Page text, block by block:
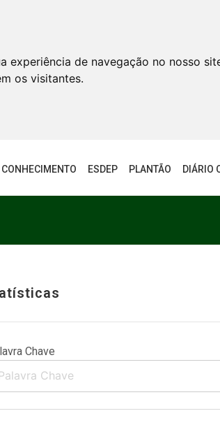
de navegação no nosso
os visitantes.
CONHECIMENTO ESDEP PLANTÃO DIÁRIO
Chave